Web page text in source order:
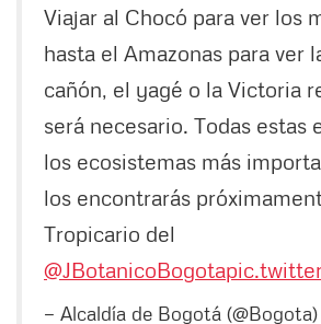
Viajar al Chocó para ver los
hasta el Amazonas para ver
cañón, el yagé o la Victoria
será necesario. Todas estas
los ecosistemas más
los encontrarás
Tropicario del
@JBotanicoBogota
— Alcaldía de Bogotá (@Bogota)